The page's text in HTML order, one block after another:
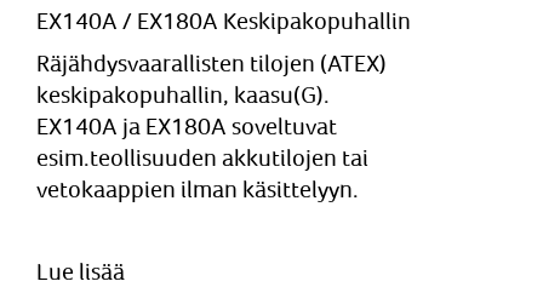
EX140A / EX180A Keskipakopuhallin
Räjähdysvaarallisten tilojen (ATEX)
keskipakopuhallin, kaasu(G).
EX140A ja EX180A soveltuvat
esim.teollisuuden akkutilojen tai
vetokaappien ilman käsittelyyn.
Lue lisää